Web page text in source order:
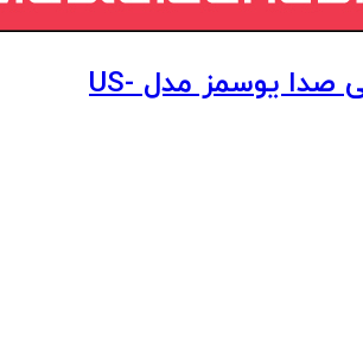
گیرنده بلوتوثی صدا یوسمز مدل US-